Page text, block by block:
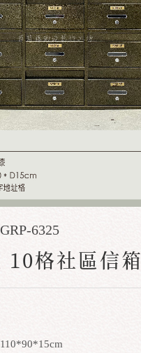
GRP-6325
10格社區信箱
110*90*15cm